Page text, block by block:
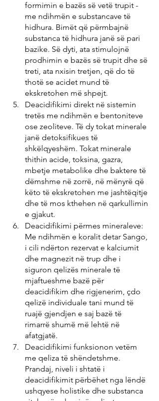
formimin e bazës së vetë trupit -
me ndihmën e substancave të
hidhura. Bimët që përmbajnë
substanca të hidhura janë së pari
bazike. Së dyti, ata stimulojnë
prodhimin e bazës së trupit dhe së
treti, ata nxisin tretjen, që do të
thotë se acidet mund të
ekskretohen më shpejt.
Deacidifikimi direkt në sistemin
tretës me ndihmën e bentoniteve
ose zeoliteve. Të dy tokat minerale
janë detoksifikues të
shkëlqyeshëm. Tokat minerale
thithin acide, toksina, gazra,
mbetje metabolike dhe baktere të
dëmshme në zorrë, në mënyrë që
këto të ekskretohen me jashtëqitje
dhe të mos kthehen në qarkullimin
e gjakut.
Deacidifikimi përmes mineraleve:
Me ndihmën e koralit detar Sango,
i cili ndërton rezervat e kalciumit
dhe magnezit në trup dhe i
siguron qelizës minerale të
mjaftueshme bazë për
deacidifikim dhe rigjenerim, çdo
qelizë individuale tani mund të
ruajë gjendjen e saj bazë të
rimarrë shumë më lehtë në
afatgjatë.
Deacidifikimi funksionon vetëm
me qeliza të shëndetshme.
Prandaj, niveli i shtatë i
deacidifikimit përbëhet nga lëndë
ushqyese holistike dhe substanca